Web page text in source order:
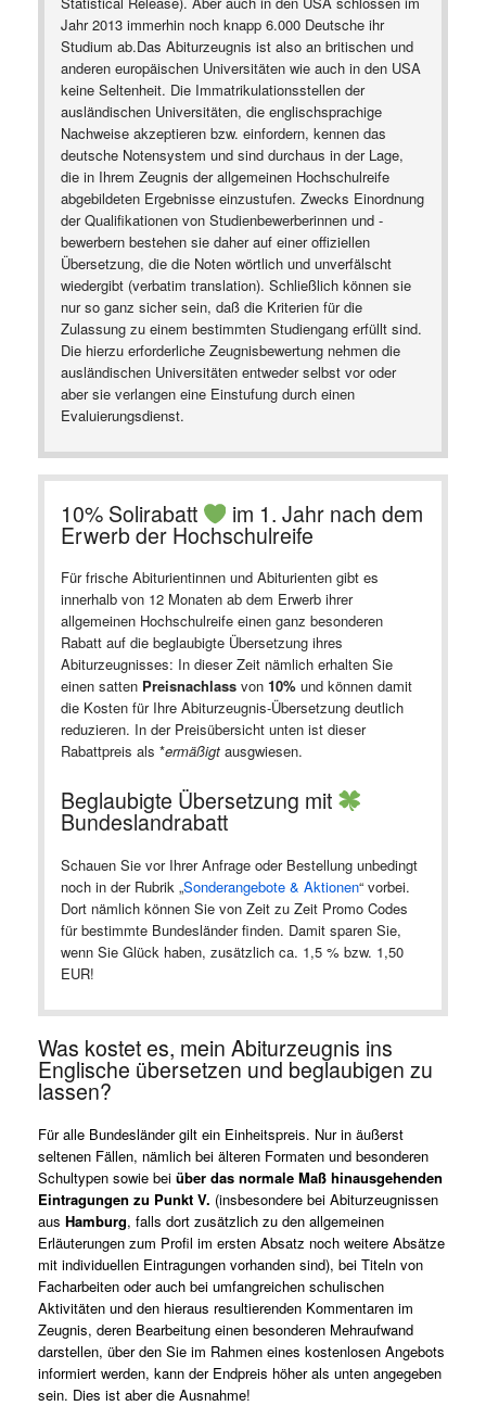
Jahr 2013 immerhin noch knapp 6.000 Deutsche ihr
Studium ab.Das Abiturzeugnis ist also an britischen und
anderen europäischen Universitäten wie auch in den USA
keine Seltenheit. Die Immatrikulationsstellen der
ausländischen Universitäten, die englischsprachige
Nachweise akzeptieren bzw. einfordern, kennen das
deutsche Notensystem und sind durchaus in der Lage,
die in Ihrem Zeugnis der allgemeinen Hochschulreife
abgebildeten Ergebnisse einzustufen. Zwecks Einordnung
der Qualifikationen von Studienbewerberinnen und -
bewerbern bestehen sie daher auf einer offiziellen
Übersetzung, die die Noten wörtlich und unverfälscht
wiedergibt (verbatim translation). Schließlich können sie
nur so ganz sicher sein, daß die Kriterien für die
Zulassung zu einem bestimmten Studiengang erfüllt sind.
Die hierzu erforderliche Zeugnisbewertung nehmen die
ausländischen Universitäten entweder selbst vor oder
aber sie verlangen eine Einstufung durch einen
Evaluierungsdienst.
10% Solirabatt im 1. Jahr nach dem
Erwerb der Hochschulreife
Für frische Abiturientinnen und Abiturienten gibt es
innerhalb von 12 Monaten ab dem Erwerb ihrer
allgemeinen Hochschulreife einen ganz besonderen
Rabatt auf die beglaubigte Übersetzung ihres
Abiturzeugnisses: In dieser Zeit nämlich erhalten Sie
einen satten Preisnachlass von 10% und können damit
die Kosten für Ihre Abiturzeugnis-Übersetzung deutlich
reduzieren. In der Preisübersicht unten ist dieser
Rabattpreis als *ermäßigt ausgwiesen.
Beglaubigte Übersetzung mit
Bundeslandrabatt
Schauen Sie vor Ihrer Anfrage oder Bestellung unbedingt
noch in der Rubrik „Sonderangebote & Aktionen“ vorbei.
Dort nämlich können Sie von Zeit zu Zeit Promo Codes
für bestimmte Bundesländer finden. Damit sparen Sie,
wenn Sie Glück haben, zusätzlich ca. 1,5 % bzw. 1,50
EUR!
Was kostet es, mein Abiturzeugnis ins
Englische übersetzen und beglaubigen zu
lassen?
Für alle Bundesländer gilt ein Einheitspreis. Nur in äußerst
seltenen Fällen, nämlich bei älteren Formaten und besonderen
Schultypen sowie bei über das normale Maß hinausgehenden
Eintragungen zu Punkt V. (insbesondere bei Abiturzeugnissen
aus Hamburg, falls dort zusätzlich zu den allgemeinen
Erläuterungen zum Profil im ersten Absatz noch weitere Absätze
mit individuellen Eintragungen vorhanden sind), bei Titeln von
Facharbeiten oder auch bei umfangreichen schulischen
Aktivitäten und den hieraus resultierenden Kommentaren im
Zeugnis, deren Bearbeitung einen besonderen Mehraufwand
darstellen, über den Sie im Rahmen eines kostenlosen Angebots
informiert werden, kann der Endpreis höher als unten angegeben
sein. Dies ist aber die Ausnahme!